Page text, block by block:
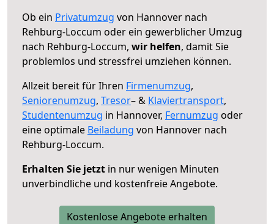
Ob ein Privatumzug von Hannover nach
Rehburg-Loccum oder ein gewerblicher Umzug
nach Rehburg-Loccum, wir helfen, damit Sie
problemlos und stressfrei umziehen können.
Allzeit bereit für Ihren Firmenumzug,
Seniorenumzug, Tresor– & Klaviertransport,
Studentenumzug in Hannover, Fernumzug oder
eine optimale Beiladung von Hannover nach
Rehburg-Loccum.
Erhalten Sie jetzt in nur wenigen Minuten
unverbindliche und kostenfreie Angebote.
Kostenlose Angebote erhalten